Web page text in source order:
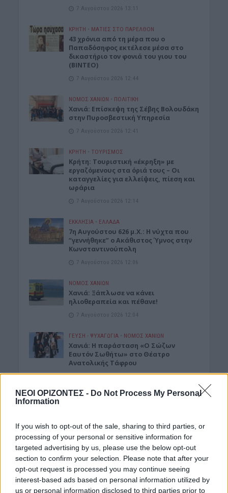
ΝΕΟΙ ΟΡΙΖΟΝΤΕΣ - Do Not Process My Personal
Information
If you wish to opt-out of the sale, sharing to third parties, or
processing of your personal or sensitive information for
targeted advertising by us, please use the below opt-out
section to confirm your selection. Please note that after your
opt-out request is processed you may continue seeing
interest-based ads based on personal information utilized by
us or personal information disclosed to third parties prior to
7 Αυγούστου 2026 13:11
ΚΡΗΤΗ • ΜΑΤΙΕΣ ΣΤΟ ΠΑΡΕΛΘΟΝ
43 χρόνια από τη μέρα που ο
Παπαδόσηφος εκτέλεσε μέσα στο
δικαστήριο τον φονιά του γιου του
(ΒΙΝΤΕΟ)
7 Αυγούστου 2026 12:44
ΝΟΜΌΣ ΧΑΝΊΩΝ • ΠΟΛΙΤΙΚΗ
Xανιά: Επίσκεψη της Σέβης Βολουδάκη
στην Πυροσβεστική Υπηρεσία
7 Αυγούστου 2026 12:41
ΚΡΗΤΗ • ΤΟΥΡΙΣΜΟΣ
Κρήτη: Τουριστική «έκρηξη» με
εργαζόμενους στα όριά τους – Οι
καταγγελίες για ελλείψεις, πίεση και
ωράρια
7 Αυγούστου 2026 12:14
ΕΚΚΛΗΣΙΑ • ΕΛΛΑΔΑ
7η Αυγούστου 626 μ.Χ.: Η νύχτα που
“γεννήθηκε” ο Ακάθιστος Ύμνος στην
Κωνσταντινούπολη
7 Αυγούστου 2026 12:06
ΝΟΜΌΣ ΧΑΝΊΩΝ
Χανιά: Ξάπλωσε να κάνει
ηλιοθεραπεία και πέθανε!
7 Αυγούστου 2026 12:04
ΓΕΎΣΗ - ΨΥΧΑΓΩΓΊΑ • ΝΟΜΌΣ ΧΑΝΊΩΝ
Χανιά: Η παράσταση «Ο Σώζων
Εαυτόν Σωθήτω» στο Θέατρο
Ανατολικής Τάφρου
7 Αυγούστου 2026 12:02
ΓΕΎΣΗ - ΨΥΧΑΓΩΓΊΑ • ΝΟΜΌΣ ΧΑΝΊΩΝ
7 Αυγούστου 2026 11:50
ΚΡΗΤΗ
Κρήτη: Εξιχνιάστηκαν οι εμπρησμοί –
Ταυτοποιήθηκαν δύο άνδρες
7 Αυγούστου 2026 11:45